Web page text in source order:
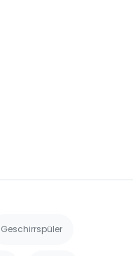
Geschirrspüler